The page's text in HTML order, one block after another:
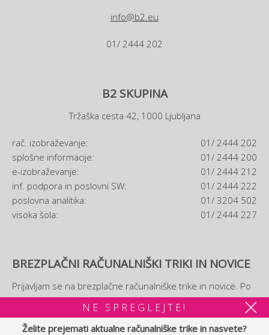
info@b2.eu
01/ 2444 202
B2 SKUPINA
Tržaška cesta 42, 1000 Ljubljana
rač. izobraževanje:
01/ 2444 202
splošne informacije:
01/ 2444 200
e-izobraževanje:
01/ 2444 212
inf. podpora in poslovni SW:
01/ 2444 222
poslovna analitika:
01/ 3204 502
visoka šola:
01/ 2444 227
BREZPLAČNI RAČUNALNIŠKI TRIKI IN NOVICE
Prijavljam se na brezplačne računalniške trike in novice. Po
prijavi si boste lahko ogledali tudi brezplačnie-priročnik
računalniških trikov.
NE SPREGLEJTE!
Želite prejemati aktualne računalniške trike in nasvete?